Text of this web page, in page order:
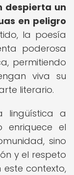
despierta un
en peligro
la poesía
poderosa
permitiendo
viva su
literario.
lingüística a
el
sino
y el respeto
este contexto,